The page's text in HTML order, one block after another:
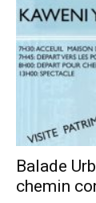
Balade
chemin